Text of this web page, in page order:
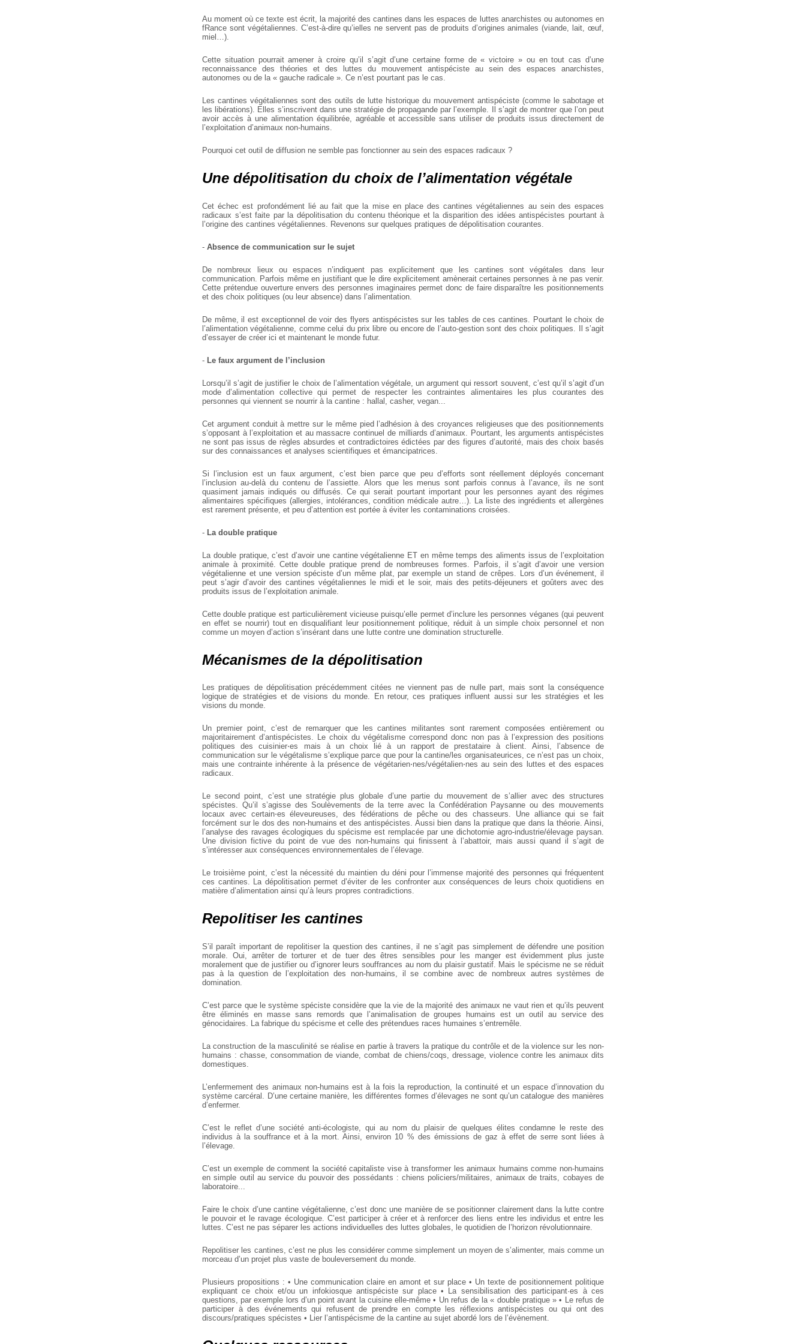
Au moment où ce texte est écrit, la majorité des cantines dans les espaces de luttes anarchistes ou autonomes en
fRance sontvégétaliennes. C’est-à-dire qu’ielles ne servent pas de produits d’origines animales (viande, lait, œuf,
miel…).
Cette situation pourrait amener à croire qu’il s’agit d’une certaine formede « victoire » ou en tout cas d’une
reconnaissance des théories et des luttes du mouvement antispéciste au sein des espaces anarchistes,
autonomes ou de la « gauche radicale ». Ce n’est pourtant pas le cas.
Les cantines végétaliennes sont des outils de lutte historique du mouvement antispéciste (comme le sabotage et
les libérations). Elles s’inscrivent dans une stratégie de propagande par l’exemple. Il s’agitde montrer que l’on peut
avoir accès à une alimentation équilibrée,
agréable et accessible sans utiliser de produits issus directement de
l’exploitation d’animaux non-humains.
Pourquoi cet outil de diffusion ne semble pas fonctionner au sein des espaces radicaux ?
Une dépolitisation du choix de l’alimentation végétale
Cet échec est profondément lié au fait que la mise en place des cantines végétaliennes au sein des espaces
radicaux s’est faite par la dépolitisation du contenu théorique et la disparition des idées antispécistes pourtant à
l’origine des cantines végétaliennes. Revenons sur quelques pratiques de dépolitisation courantes.
- Absence de communication sur le sujet
De nombreux lieux ou espaces n’indiquent pas explicitement que les cantines sont végétales dans leur
communication. Parfois même en justifiant que le dire explicitement amènerait certaines personnes à ne pas venir.
Cette prétendue ouverture envers des personnes imaginaires permet donc de faire disparaître les positionnements
et des choix politiques (ou leur absence) dans l’alimentation.
De même, il est exceptionnel de voir des flyers antispécistes sur les tables de ces cantines. Pourtant le choix de
l’alimentation végétalienne, comme celui du prix libre ou encore de l’auto-gestion sont des choix politiques. Il s’agit
d’essayer de créer ici et maintenant le monde futur.
- Le faux argument de l’inclusion
Lorsqu’il s’agit de justifier le choix de l’alimentation végétale, un argument qui ressort souvent, c’est qu’il s’agit d’un
mode d’alimentation collective qui permet de respecter les contraintes alimentaires les plus courantes des
personnes qui viennent se nourrir à la cantine : hallal, casher, vegan...
Cet argument conduit à mettre sur le même pied l’adhésion à des croyances religieuses que des positionnements
s’opposant àl’exploitation et au massacre continuel de milliards d’animaux.
Pourtant, les arguments antispécistes
ne sont pas issus de règles absurdes et contradictoires édictées par des figures d’autorité, mais des choix basés
sur des connaissances et analyses scientifiques et émancipatrices.
Si l’inclusion est un faux argument, c’est bien parce que peu d’efforts sont réellement déployés concernant
l’inclusion au-delà du contenu del’assiette. Alors que les menus sont parfois connus à l’avance, ils ne sont
quasiment jamais indiqués ou diffusés. Ce qui serait pourtant importantpour les personnes ayant des régimes
alimentaires spécifiques (allergies,
intolérances, condition médicale autre…). La liste des ingrédients et allergènes
est rarement présente, et peu d’attention est portée à éviter les contaminations croisées.
- La double pratique
La double pratique, c’est d’avoir une cantine végétalienne ET en mêmetemps des aliments issus de l’exploitation
animale à proximité. Cette double pratique prend de nombreuses formes. Parfois, il s’agit d’avoir une version
végétalienne et une version spéciste d’un même plat, par exemple un stand de crêpes. Lors d’un événement, il
peut s’agir d’avoir des cantines végétaliennes le midi et le soir, mais des petits-déjeuners etgoûters avec des
produits issus de l’exploitation animale.
Cette double pratique est particulièrement vicieuse puisqu’elle permetd’inclure les personnes véganes (qui peuvent
en effet se nourrir) tout en disqualifiant leur positionnement politique, réduit à un simple choix personnel et non
comme un moyen d’action s’insérant dans une lutte contre une domination structurelle.
Mécanismes de la dépolitisation
Les pratiques de dépolitisation précédemment citées ne viennent pas de nulle part, mais sont la conséquence
logique de stratégies et de visions du monde. En retour, ces pratiques influent aussi sur les stratégies et les
visions du monde.
Un premier point, c’est de remarquer que les cantines militantes sont rarement composées entièrement ou
majoritairement d’antispécistes. Le choix du végétalisme correspond donc non pas à l’expression des positions
politiques des cuisinier⋅es mais à un choix lié à un rapportde prestataire à client. Ainsi, l’absence de
communication sur levégétalisme s’explique parce que pour la cantine/les organisateurices, cen’est pas un choix,
mais une contrainte inhérente à la présence de végétarien⋅nes/végétalien⋅nes au sein des luttes et des espaces
radicaux.
Le second point, c’est une stratégie plus globale d’une partie dumouvement de s’allier avec des structures
spécistes. Qu’il s’agisse des Soulèvements de la terre avec la Confédération Paysanne ou des mouvements
locaux avec certain⋅es éleveureuses, des fédérations depêche ou des chasseurs. Une alliance qui se fait
forcément sur le dos des non-humains et des antispécistes. Aussi bien dans la pratique que dans la théorie. Ainsi,
l’analyse des ravages écologiques du spécisme est remplacée par une dichotomie agro-industrie/élevage paysan.
Une division fictive du point de vue des non-humains qui finissent àl’abattoir, mais aussi quand il s’agit de
s’intéresser aux conséquences environnementales de l’élevage.
Le troisième point, c’est la nécessité du maintien du déni pour l’immense majorité des personnes qui fréquentent
ces cantines. La dépolitisation permet d’éviter de les confronter aux conséquences de leurs choix quotidiens en
matière d’alimentation ainsi qu’à leurs propres contradictions.
Repolitiser les cantines
S’il paraît important de repolitiser la question des cantines, il ne s’agit pas simplement de défendre une position
morale. Oui, arrêter de torturer et de tuer des êtres sensibles pour les manger est évidemment plus juste
moralement que de justifier ou d’ignorer leurs souffrances au nom du plaisir gustatif. Mais le spécisme ne se réduit
pas à la question del’exploitation des non-humains, il se combine avec de nombreux autres systèmes de
domination.
C’est parce que le système spéciste considère que la vie de la majorité des animaux ne vaut rien et qu’ils peuvent
être éliminés en masse sans remords que l’animalisation de groupes humains est un outil au service des
génocidaires. La fabrique du spécisme et celle des prétendues races humaines s’entremêle.
La construction de la masculinité se réalise en partie à travers lapratique du contrôle et de la violence sur les non-
humains : chasse, consommation de viande, combat de chiens/coqs, dressage, violencecontre les animaux dits
domestiques.
L’enfermement des animaux non-humains est à la fois la reproduction, la continuité et un espace d’innovation du
système carcéral. D’unecertaine manière, les différentes formes d’élevages ne sont qu’uncatalogue des manières
d’enfermer.
C’est le reflet d’une société anti-écologiste, qui au nom du plaisir de quelques élites condamne le reste des
individus à la souffrance et à lamort. Ainsi, environ 10 % des émissions de gaz à effet de serre sontliées à
l’élevage.
C’est un exemple de comment la société capitaliste vise à transformer les animaux humains comme non-humains
en simple outil au service dupouvoir des possédants : chiens policiers/militaires, animaux de traits, cobayes de
laboratoire...
Faire le choix d’une cantine végétalienne, c’est donc une manière de sepositionner clairement dans la lutte contre
le pouvoir et le ravage écologique. C’est participer à créer et à renforcer des liens entre les individus et entre les
luttes. C’est ne pas séparer les actions individuelles des luttes globales, le quotidien de l’horizon révolutionnaire.
Repolitiser les cantines, c’est ne plus les considérer comme simplement un moyen de s’alimenter, mais comme un
morceau d’un projet plus vaste de bouleversement du monde.
Plusieurs propositions : • Une communication claire en amont et sur place • Un texte de positionnement politique
expliquant ce choix et/ou un infokiosque antispéciste sur place• La sensibilisation des participant·es à ces
questions, par exemple lors d’un point avant la cuisine elle-même • Un refus de la « double pratique » • Le refus de
participer à des événements qui refusent de prendreen compte les réflexions antispécistes ou qui ont des
discours/pratiques spécistes • Lier l’antispécisme de la cantine au sujet abordé lors de l’évènement.